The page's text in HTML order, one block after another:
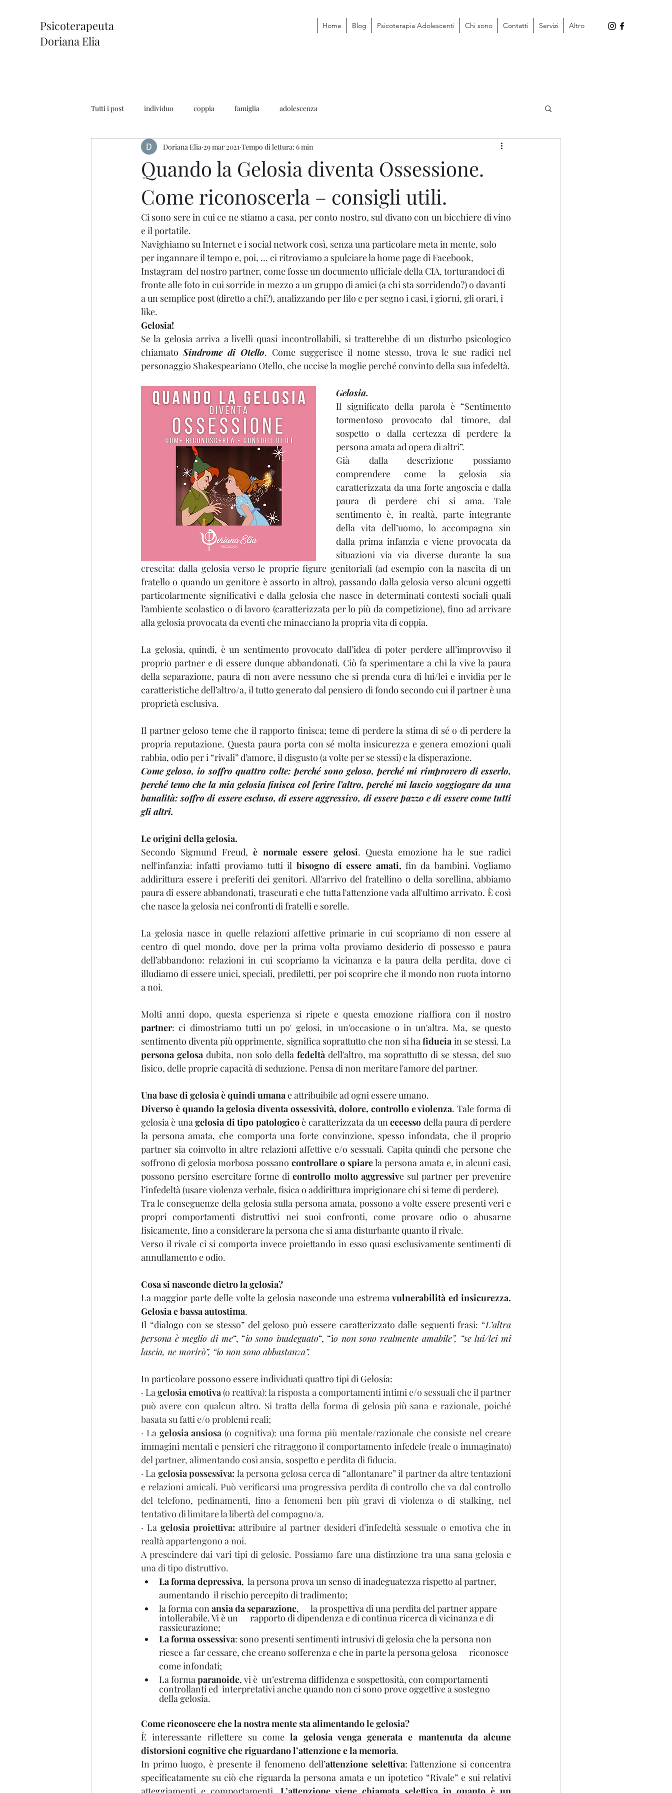
Psicoterapeuta
Doriana Elia
Home Blog Psicoterapia Adolescenti Chi sono Contatti Servizi Altro
Tutti i post individuo coppia famiglia adolescenza
Quando la Gelosia diventa Ossessione.
Come riconoscerla – consigli utili.
Doriana Elia 29 mar 2021 Tempo di lettura: 6 min
Ci sono sere in cui ce ne stiamo a casa, per conto nostro, sul divano con un bicchiere di vino
e il portatile.
Navighiamo su Internet e i social network così, senza una particolare meta in mente, solo
per ingannare il tempo e, poi, … ci ritroviamo a spulciare la home page di Facebook,
Instagram  del nostro partner, come fosse un documento ufficiale della CIA, torturandoci di
fronte alle foto in cui sorride in mezzo a un gruppo di amici (a chi sta sorridendo?) o davanti
a un semplice post (diretto a chi?), analizzando per filo e per segno i casi, i giorni, gli orari, i
like.
Gelosia!
Se la gelosia arriva a livelli quasi incontrollabili, si tratterebbe di un disturbo psicologico
chiamato Sindrome di Otello. Come suggerisce il nome stesso, trova le sue radici nel
personaggio Shakespeariano Otello, che uccise la moglie perché convinto della sua infedeltà.
Gelosia.
Il significato della parola è “Sentimento
tormentoso provocato dal timore, dal
sospetto o dalla certezza di perdere la
persona amata ad opera di altri”.
Già dalla descrizione possiamo
comprendere come la gelosia sia
caratterizzata da una forte angoscia e dalla
paura di perdere chi si ama. Tale
sentimento è, in realtà, parte integrante
della vita dell’uomo, lo accompagna sin
dalla prima infanzia e viene provocata da
situazioni via via diverse durante la sua
crescita: dalla gelosia verso le proprie figure genitoriali (ad esempio con la nascita di un
fratello o quando un genitore è assorto in altro), passando dalla gelosia verso alcuni oggetti
particolarmente significativi e dalla gelosia che nasce in determinati contesti sociali quali
l’ambiente scolastico o di lavoro (caratterizzata per lo più da competizione), fino ad arrivare
alla gelosia provocata da eventi che minacciano la propria vita di coppia.
La gelosia, quindi, è un sentimento provocato dall’idea di poter perdere all’improvviso il
proprio partner e di essere dunque abbandonati. Ciò fa sperimentare a chi la vive la paura
della separazione, paura di non avere nessuno che si prenda cura di lui/lei e invidia per le
caratteristiche dell’altro/a, il tutto generato dal pensiero di fondo secondo cui il partner è una
proprietà esclusiva.
Il partner geloso teme che il rapporto finisca; teme di perdere la stima di sé o di perdere la
propria reputazione. Questa paura porta con sé molta insicurezza e genera emozioni quali
rabbia, odio per i “rivali” d’amore, il disgusto (a volte per se stessi) e la disperazione.
Come geloso, io soffro quattro volte: perché sono geloso, perché mi rimprovero di esserlo,
perché temo che la mia gelosia finisca col ferire l’altro, perché mi lascio soggiogare da una
banalità: soffro di essere escluso, di essere aggressivo, di essere pazzo e di essere come tutti
gli altri.
Le origini della gelosia.
Secondo Sigmund Freud, è normale essere gelosi. Questa emozione ha le sue radici
nell'infanzia: infatti proviamo tutti il bisogno di essere amati, fin da bambini. Vogliamo
addirittura essere i preferiti dei genitori. All'arrivo del fratellino o della sorellina, abbiamo
paura di essere abbandonati, trascurati e che tutta l'attenzione vada all'ultimo arrivato. È così
che nasce la gelosia nei confronti di fratelli e sorelle.
La gelosia nasce in quelle relazioni affettive primarie in cui scopriamo di non essere al
centro di quel mondo, dove per la prima volta proviamo desiderio di possesso e paura
dell’abbandono: relazioni in cui scopriamo la vicinanza e la paura della perdita, dove ci
illudiamo di essere unici, speciali, prediletti, per poi scoprire che il mondo non ruota intorno
a noi.
partner: ci dimostriamo tutti un po' gelosi, in un'occasione o in un'altra. Ma, se questo
sentimento diventa più opprimente, significa soprattutto che non si ha fiducia
persona gelosa dubita, non solo della fedeltà dell'altro, ma soprattutto di se stessa, del suo
fisico, delle proprie capacità di seduzione. Pensa di non meritare l'amore del partner.
Una base di gelosia è quindi umana e attribuibile ad ogni essere umano.
Diverso è quando la gelosia diventa ossessività, dolore, controllo e violenza. Tale forma di
gelosia è una gelosia di tipo patologico è caratterizzata da un eccesso della paura di perdere
la persona amata, che comporta una forte convinzione, spesso infondata, che il proprio
partner sia coinvolto in altre relazioni affettive e/o sessuali. Capita quindi che persone che
soffrono di gelosia morbosa possano controllare o spiare la persona amata e, in alcuni casi,
possono persino esercitare forme di controllo molto aggressive sul partner per prevenire
l’infedeltà (usare violenza verbale, fisica o addirittura imprigionare chi si teme di perdere).
Tra le conseguenze della gelosia sulla persona amata, possono a volte essere presenti veri e
propri comportamenti distruttivi nei suoi confronti, come provare odio o abusarne
fisicamente, fino a considerare la persona che si ama disturbante quanto il rivale.
Verso il rivale ci si comporta invece proiettando in esso quasi esclusivamente sentimenti di
annullamento e odio.
Cosa si nasconde dietro la gelosia?
La maggior parte delle volte la gelosia nasconde una estrema vulnerabilità ed insicurezza.
Gelosia e bassa autostima.
Il “dialogo con se stesso” del geloso può essere caratterizzato dalle seguenti frasi: “L’altra
persona è meglio di me“, “io sono inadeguato“, “io non sono realmente amabile”, “se lui/lei mi
lascia, ne morirò”, “io non sono abbastanza”.
In particolare possono essere individuati quattro tipi di Gelosia:
· La gelosia emotiva (o reattiva): la risposta a comportamenti intimi e/o sessuali che il partner
può avere con qualcun altro. Si tratta della forma di gelosia più sana e razionale, poiché
basata su fatti e/o problemi reali;
· La gelosia ansiosa (o cognitiva): una forma più mentale/razionale che consiste nel creare
immagini mentali e pensieri che ritraggono il comportamento infedele (reale o immaginato)
del partner, alimentando così ansia, sospetto e perdita di fiducia.
· La gelosia possessiva: la persona gelosa cerca di “allontanare” il partner da altre tentazioni
e relazioni amicali. Può verificarsi una progressiva perdita di controllo che va dal controllo
del telefono, pedinamenti, fino a fenomeni ben più gravi di violenza o di stalking, nel
tentativo di limitare la libertà del compagno/a.
· La gelosia proiettiva: attribuire al partner desideri d’infedeltà sessuale o emotiva che in
realtà appartengono a noi.
A prescindere dai vari tipi di gelosie. Possiamo fare una distinzione tra una sana gelosia e
una di tipo distruttivo.
La forma depressiva,  la persona prova un senso di inadeguatezza rispetto al partner,
aumentando  il rischio percepito di tradimento;
la forma con ansia da separazione,      la prospettiva di una perdita del partner appare
intollerabile. Vi è un      rapporto di dipendenza e di continua ricerca di vicinanza e di
rassicurazione;
La forma ossessiva: sono presenti sentimenti intrusivi di gelosia che la persona non
riesce a  far cessare, che creano sofferenza e che in parte la persona gelosa      riconosce
come infondati;
La forma paranoide, vi è  un’estrema diffidenza e sospettosità, con comportamenti
controllanti ed  interpretativi anche quando non ci sono prove oggettive a sostegno
della gelosia.
Come riconoscere che la nostra mente sta alimentando le gelosia?
È interessante riflettere su come la gelosia venga generata e mantenuta da alcune
distorsioni cognitive che riguardano l’attenzione e la memoria.
In primo luogo, è presente il fenomeno dell’attenzione selettiva: l’attenzione si concentra
specificatamente su ciò che riguarda la persona amata e un ipotetico “Rivale” e sui relativi